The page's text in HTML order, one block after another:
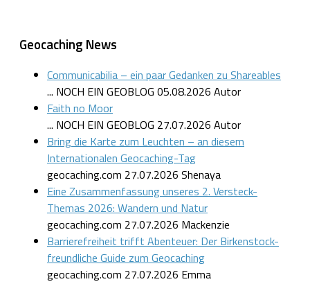
Geocaching News
Communicabilia – ein paar Gedanken zu Shareables
... NOCH EIN GEOBLOG 05.08.2026 Autor
Faith no Moor
... NOCH EIN GEOBLOG 27.07.2026 Autor
Bring die Karte zum Leuchten – an diesem
Internationalen Geocaching-Tag
geocaching.com 27.07.2026 Shenaya
Eine Zusammenfassung unseres 2. Versteck-
Themas 2026: Wandern und Natur
geocaching.com 27.07.2026 Mackenzie
Barrierefreiheit trifft Abenteuer: Der Birkenstock-
freundliche Guide zum Geocaching
geocaching.com 27.07.2026 Emma